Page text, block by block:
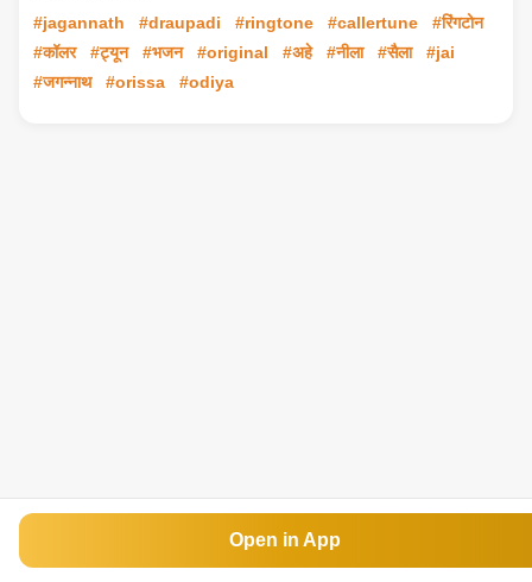
#jagannath
#draupadi #ringtone #callertune
#रिंगटोन
#कॉलर
#ट्यून #भजन #original #अहे #नीला #सैला
#jai
#जगन्नाथ
#orissa #odiya
Open in App